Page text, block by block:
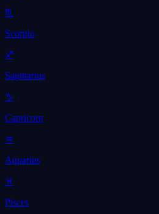
♏
Scorpio
♐
Sagittarius
♑
Capricorn
♒
Aquarius
♓
Pisces